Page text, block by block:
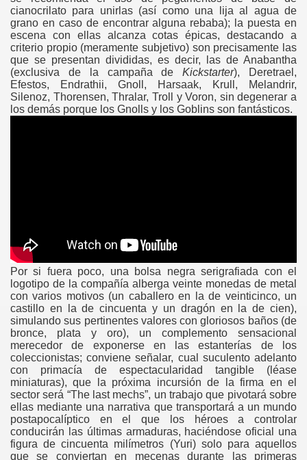
cianocrilato para unirlas (así como una lija al agua de
grano en caso de encontrar alguna rebaba); la puesta en
escena con ellas alcanza cotas épicas, destacando a
criterio propio (meramente subjetivo) son precisamente las
que se presentan divididas, es decir, las de Anabantha
(exclusiva de la campaña deKickstarter), Deretrael,
Efestos, Endrathii, Gnoll, Harsaak, Krull, Melandrir,
Silenoz, Thorensen, Thralar, Troll y Voron, sin degenerar a
los demás porque los Gnolls y los Goblins son fantásticos.
Por si fuera poco, una bolsa negra serigrafiada con el
logotipo de la compañía alberga veinte monedas de metal
con varios motivos (un caballero en la de veinticinco, un
castillo en la de cincuenta y un dragón en la de cien),
simulando sus pertinentes valores con gloriosos baños (de
bronce, plata y oro), un complemento sensacional
merecedor de exponerse en las estanterías de los
coleccionistas; conviene señalar, cual suculento adelanto
con primacía de espectacularidad tangible (léase
miniaturas), que la próxima incursión de la firma en el
sector será “The last mechs”, un trabajo que pivotará sobre
ellas mediante una narrativa que transportará a un mundo
postapocalíptico en el que los héroes a controlar
conducirán las últimas armaduras, haciéndose oficial una
figura de cincuenta milímetros (Yuri) solo para aquellos
que se conviertan en mecenas durante las primeras